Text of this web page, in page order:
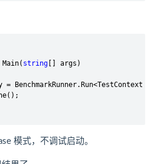
Main( string [] args)
= BenchmarkRunner.Run<TestContext>
模式，不调试启动。